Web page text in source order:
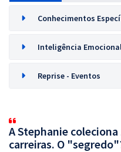
Conhecimentos
Inteligência
Reprise - Eventos
A Stephanie
carreiras. O